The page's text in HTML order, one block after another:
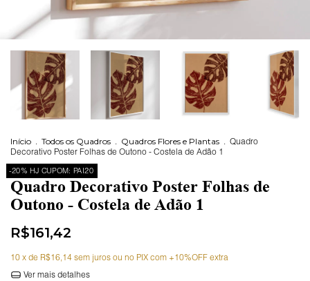
Início . Todos os Quadros . Quadros Flores e Plantas . Quadro
Decorativo Poster Folhas de Outono - Costela de Adão 1
-20% HJ CUPOM: PAI20
Quadro Decorativo Poster Folhas de
Outono - Costela de Adão 1
R$161,42
10 x de R$16,14 sem juros
Ver mais detalhes